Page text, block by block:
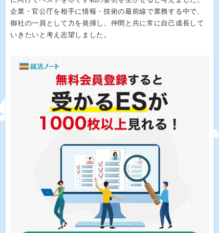
企業・官公庁を相手に情報・技術の最前線で業務する中で、
御社の一員として力を発揮し、仲間と共に常に自己成長して
いきたいと考え志望しました。